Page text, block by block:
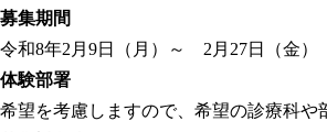
募集期間
令和8年2月9日（月）～ 2月27日（金）
体験部署
希望を考慮しますので、希望の診療科や